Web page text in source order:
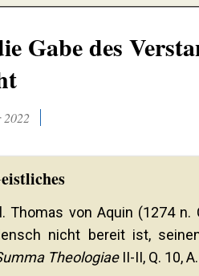
Gabe des
2022
Thomas von Aquin (1274 n.
nicht bereit ist,
Theologiae II-II, Q. 10,